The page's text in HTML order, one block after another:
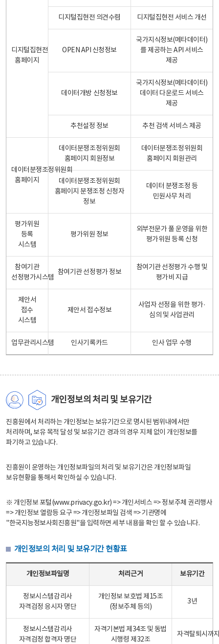
디지털집현전
홈페이지
디지털집현전 의견수렴 디지털집현전 서비스 개선
OPEN API 신청정보
국가지식정보(메타데이터)
를 제공하는 API 서비스
제공
데이터개방 신청정보
국가지식정보(메타데이터)
데이터 다운로드 서비스
제공
추천설정 정보 추천 검색 서비스 제공
데이터분쟁조정위원회
홈페이지
데이터분쟁조정위원회
홈페이지 회원정보
데이터분쟁조정위원회
홈페이지 회원관리
데이터분쟁조정위원회
홈페이지 분쟁조정 신청자
정보
데이터 분쟁조정 등
민원사무 처리
평가위원
등록
시스템
평가위원 정보
외부전문가 풀 운영을 위한
평가위원 등록 신청
참여기관
선정평가시스템
참여기관 선정평가 정보
참여기관 선정평가 수행 및
평가비 지급
제안서
접수
시스템
제안서 접수정보
사업자 선정을 위한 평가·
심의 및 사업관리
업무관리시스템 인사기록카드 인사 업무 수행
개인정보의 처리 및 보유기간
진흥원에서 처리하는 개인정보는 보유기간으로 명시된 범위내에서만
처리하며, 보유 목적 달성 및 보유기간 경과의 경우 지체 없이 개인정보를
파기하고 있습니다.
진흥원이 운영하는 개인정보파일의 처리 및 보유기간은 개인정보파일
보유현황을 통해서 확인하실 수 있습니다.
※ 개인정보 포털(www.privacy.go.kr) => 개인서비스 => 정보주체 권리행사
=> 개인정보 열람등 요구 => 개인정보파일 검색 => 기관명에
"한국지능정보사회진흥원"을 입력하면 세부 내용을 확인 할 수 있습니다.
개인정보의 처리 및 보유기간 현황표
개인정보파일명 처리근거 보유기간
정보시스템감리사
자격검정 응시자 명단
개인정보 보호법 제15조
(정보주체 등의)
3년
정보시스템감리사
자격검정 합격자 명단
자격기본법 제34조 및 동법
시행령 제32조
자격탈퇴시까